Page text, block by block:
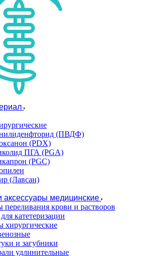
(ПВДФ)
(PDX)
ПГА (PGA)
(PGC)
(Лавсан)
аксессуары медицинские
переливания крови и растворов
катетеризации
хирургические
и загубники
удлинительные